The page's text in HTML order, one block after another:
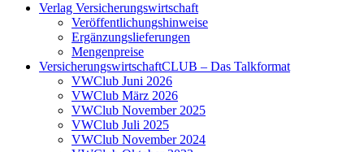
Verlag Versicherungswirtschaft
Veröffentlichungshinweise
Ergänzungslieferungen
Mengenpreise
VersicherungswirtschaftCLUB – Das Talkformat
VWClub Juni 2026
VWClub März 2026
VWClub November 2025
VWClub Juli 2025
VWClub November 2024